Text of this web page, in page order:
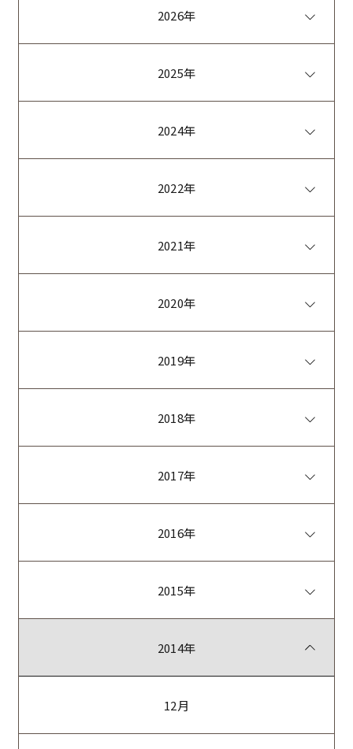
2026年
2025年
2024年
2022年
2021年
2020年
2019年
2018年
2017年
2016年
2015年
2014年
12月